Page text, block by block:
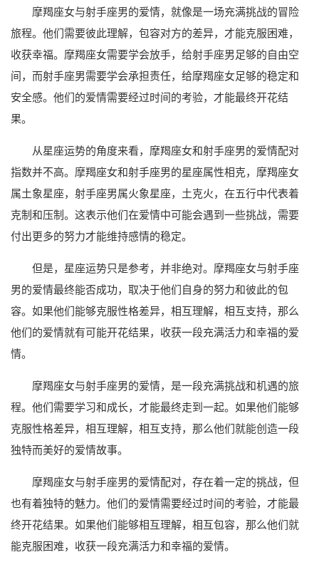
摩羯座女与射手座男的爱情，就像是一场充满挑战的冒险
旅程。他们需要彼此理解，包容对方的差异，才能克服困难，
收获幸福。摩羯座女需要学会放手，给射手座男足够的自由空
间，而射手座男需要学会承担责任，给摩羯座女足够的稳定和
安全感。他们的爱情需要经过时间的考验，才能最终开花结
果。
从星座运势的角度来看，摩羯座女和射手座男的爱情配对
指数并不高。摩羯座女和射手座男的星座属性相克，摩羯座女
属土象星座，射手座男属火象星座，土克火，在五行中代表着
克制和压制。这表示他们在爱情中可能会遇到一些挑战，需要
付出更多的努力才能维持感情的稳定。
但是，星座运势只是参考，并非绝对。摩羯座女与射手座
男的爱情最终能否成功，取决于他们自身的努力和彼此的包
容。如果他们能够克服性格差异，相互理解，相互支持，那么
他们的爱情就有可能开花结果，收获一段充满活力和幸福的爱
情。
摩羯座女与射手座男的爱情，是一段充满挑战和机遇的旅
程。他们需要学习和成长，才能最终走到一起。如果他们能够
克服性格差异，相互理解，相互支持，那么他们就能创造一段
独特而美好的爱情故事。
摩羯座女与射手座男的爱情配对，存在着一定的挑战，但
也有着独特的魅力。他们的爱情需要经过时间的考验，才能最
终开花结果。如果他们能够相互理解，相互包容，那么他们就
能克服困难，收获一段充满活力和幸福的爱情。